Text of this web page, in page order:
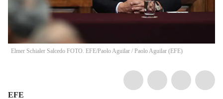
Elmer Schialer Salcedo FOTO. EFE/Paolo Aguilar / Paolo Aguilar (EFE)
EFE